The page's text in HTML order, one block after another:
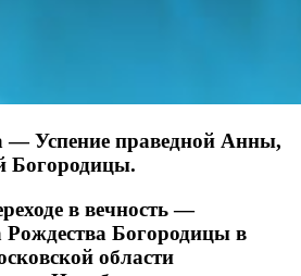
— Успение праведной Анны,
Богородицы.
в вечность —
Рождества Богородицы в
области